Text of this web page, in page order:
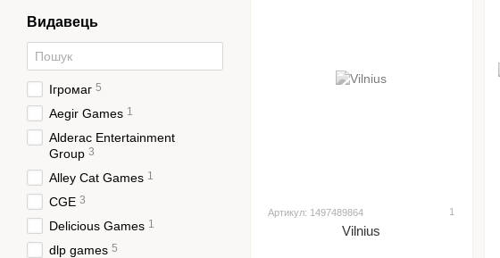
Артикул: 1497489864 1
Vilnius
Видавець
Ігромаг 5
Aegir Games 1
Alderac Entertainment
Group 3
Alley Cat Games 1
CGE 3
Delicious Games 1
dlp games 5